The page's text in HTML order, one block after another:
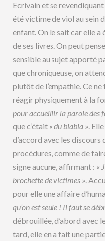
Ecrivain et se
été victime de viol au sein
enfant. On le sait car elle a
de ses livres. On peut
sensible au sujet apporté
que chroniqueuse, on
plutôt de l’empathie. Ce ne
réagir physiquement à la
pour accueillir la parole des
que c’était «du blabla ».
d’accord avec les discours
procédures, comme de
signe aucune, affirmant : «
brochette de victimes ».
pour elle une affaire
qu’on est seule ! Il faut se
débrouillée, d’abord avec
tard, elle en a fait une